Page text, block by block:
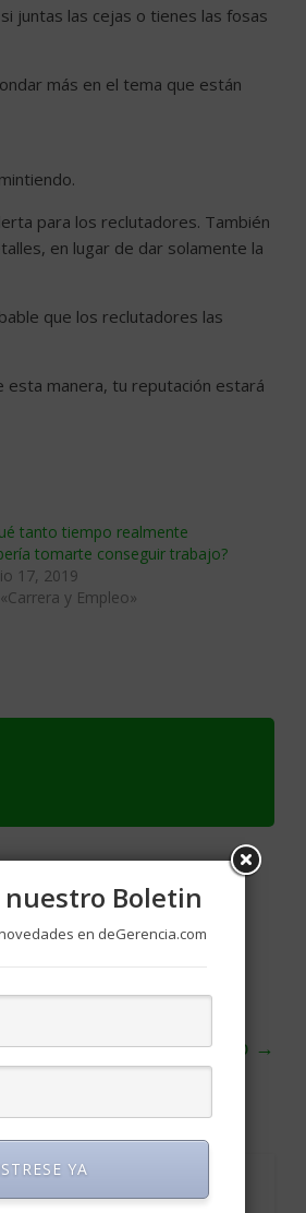
juntas las cejas o tienes las fosas
más en el tema que están
para los reclutadores. También
en lugar de dar solamente la
que los reclutadores las
manera, tu reputación estará
tanto tiempo realmente
tomarte conseguir trabajo?
17, 2019
y Empleo»
por bloqueo de Trump →
Plan sucesoral (humor)
enero 1, 2008 0
nuestro Boletin
en deGerencia.com
YA